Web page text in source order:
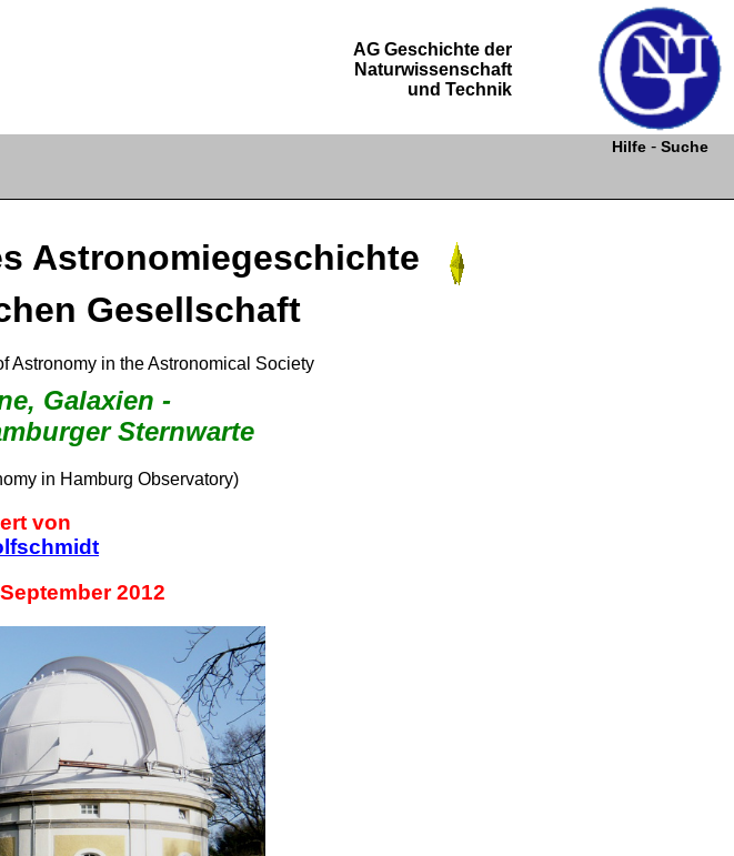
AG Geschichte der
Naturwissenschaft
und Technik
Hilfe - Suche
Astronomiegeschichte
Gesellschaft
Astronomy in the Astronomical Society
Galaxien -
Sternwarte
in Hamburg Observatory)
von
2012